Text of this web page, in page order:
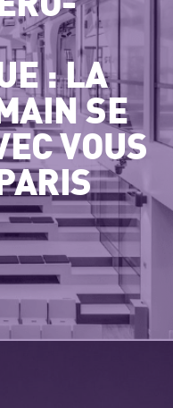
: LA
SE
VOUS